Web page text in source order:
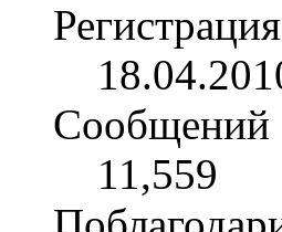
Регистрация
Сообщений
11,559